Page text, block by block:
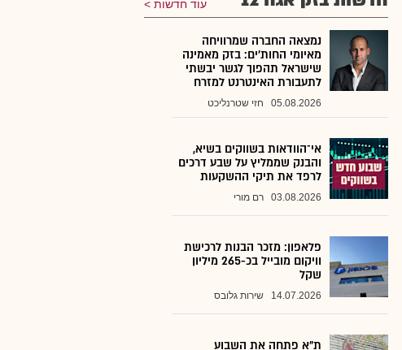
עוד חדשות
נמצאה החברה שמרוויחה
מאיומי החות'ים: בזק מאמינה
שישראל תהפוך לגשר יבשתי
לתעבורת האינטרנט למזרח
05.08.2026 חזי שטרנליכט
אי־הוודאות בשווקים בשיא,
והבנק שממליץ על שבע דרכים
לרפד את תיקי ההשקעות
03.08.2026 רם מורי
פלאפון: מזכר הבנות לרכישת
וויקום מובייל בכ-265 מיליון
שקל
14.07.2026 שירות גלובס
ת"א פתחה את השבוע